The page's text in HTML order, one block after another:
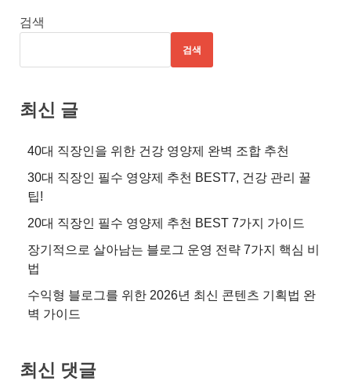
검색
검색
최신 글
40대 직장인을 위한 건강 영양제 완벽 조합 추천
30대 직장인 필수 영양제 추천 BEST7, 건강 관리 꿀
팁!
20대 직장인 필수 영양제 추천 BEST 7가지 가이드
장기적으로 살아남는 블로그 운영 전략 7가지 핵심 비
법
수익형 블로그를 위한 2026년 최신 콘텐츠 기획법 완
벽 가이드
최신 댓글